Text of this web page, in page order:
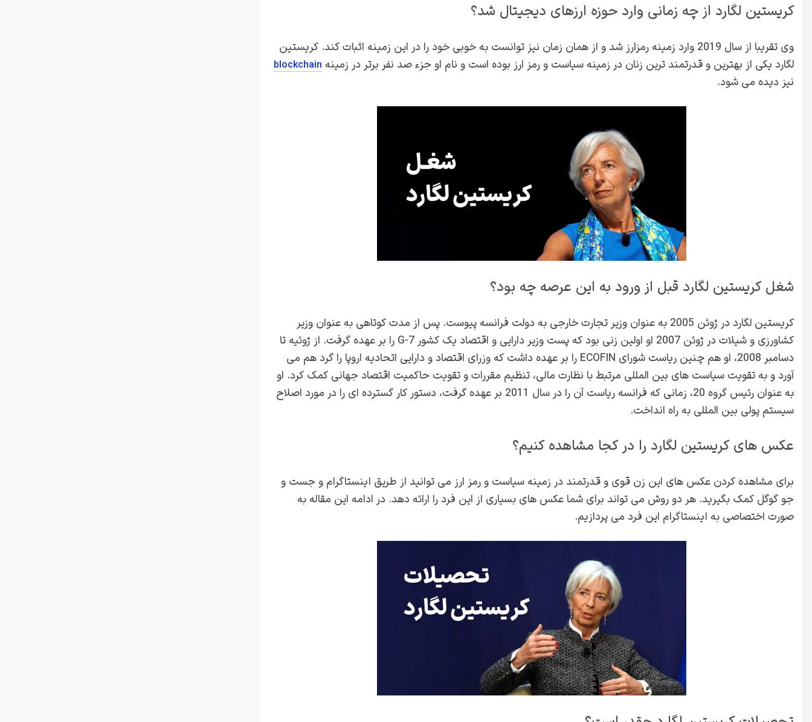
کریستین لگارد از چه زمانی وارد حوزه ارزهای دیجیتال شد؟
وی تقریبا از سال 2019 وارد زمینه رمزارز شد و از همان زمان نیز توانست به خوبی خود را در این زمینه اثبات کند. کریستین
لگارد یکی از بهترین و قدرتمند ترین زنان در زمینه سیاست و رمز ارز بوده است و نام او جزء صد نفر برتر در زمینه blockchain
نیز دیده می شود.
شغل کریستین لگارد قبل از ورود به این عرصه چه بود؟
کریستین لگارد در ژوئن 2005 به عنوان وزیر تجارت خارجی به دولت فرانسه پیوست. پس از مدت کوتاهی به عنوان وزیر
کشاورزی و شیلات در ژوئن 2007 او اولین زنی بود که پست وزیر دارایی و اقتصاد یک کشور G-7 را بر عهده گرفت. از ژوئیه تا
دسامبر 2008، او هم چنین ریاست شورای ECOFIN را بر عهده داشت که وزرای اقتصاد و دارایی اتحادیه اروپا را گرد هم می
آورد و به تقویت سیاست های بین المللی مرتبط با نظارت مالی، تنظیم مقررات و تقویت حاکمیت اقتصاد جهانی کمک کرد. او
به عنوان رئیس گروه 20، زمانی که فرانسه ریاست آن را در سال 2011 بر عهده گرفت، دستور کار گسترده ای را در مورد اصلاح
سیستم پولی بین المللی به راه انداخت.
عکس های کریستین لگارد را در کجا مشاهده کنیم؟
برای مشاهده کردن عکس های این زن قوی و قدرتمند در زمینه سیاست و رمز ارز می توانید از طریق اینستاگرام و جست و
جو گوگل کمک بگیرید. هر دو روش می تواند برای شما عکس های بسیاری از این فرد را ارائه دهد. در ادامه این مقاله به
صورت اختصاصی به اینستاگرام این فرد می پردازیم.